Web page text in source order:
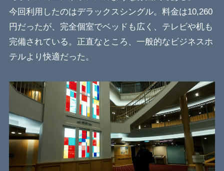
今回利用したのはデラックスシングル。料金は10,260
円だったが、完全個室でベッドも広く、テレビや机も
完備されている。正直なところ、一般的なビジネスホ
テルより快適だった。